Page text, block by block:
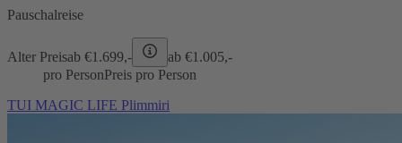
Pauschalreise
Alter Preisab €1.699,- ab €1.005,-
pro PersonPreis pro Person
TUI MAGIC LIFE Plimmiri